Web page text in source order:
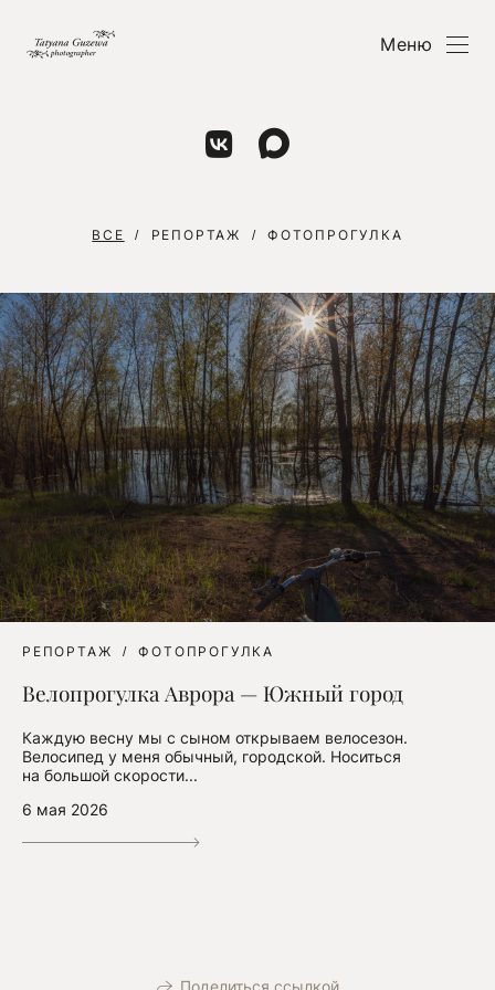
Меню
ВСЕ РЕПОРТАЖ ФОТОПРОГУЛКА
РЕПОРТАЖ ФОТОПРОГУЛКА
Велопрогулка Аврора — Южный город
Каждую весну мы с сыном открываем велосезон.
Велосипед у меня обычный, городской. Носиться
на большой скорости...
6 мая 2026
Поделиться ссылкой